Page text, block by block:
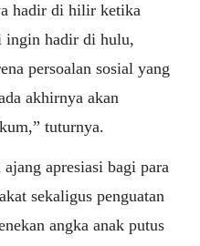
hadir di hilir ketika
ingin hadir di hulu,
persoalan sosial yang
akhirnya akan
tuturnya.
apresiasi bagi para
sekaligus penguatan
angka anak putus